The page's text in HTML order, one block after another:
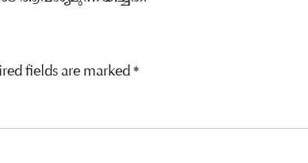
fields are marked*